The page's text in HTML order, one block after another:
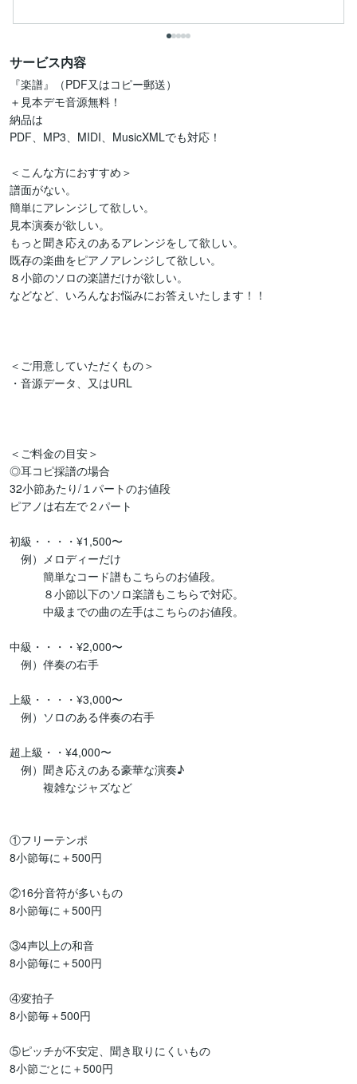
サービス内容
『楽譜』（PDF又はコピー郵送）
＋見本デモ音源無料！
納品は
PDF、MP3、MIDI、MusicXMLでも対応！
＜こんな方におすすめ＞
譜面がない。
簡単にアレンジして欲しい。
見本演奏が欲しい。
もっと聞き応えのあるアレンジをして欲しい。
既存の楽曲をピアノアレンジして欲しい。
８小節のソロの楽譜だけが欲しい。
などなど、いろんなお悩みにお答えいたします！！
＜ご用意していただくもの＞
・音源データ、又はURL
＜ご料金の目安＞
◎耳コピ採譜の場合
32小節あたり/１パートのお値段
ピアノは右左で２パート
初級・・・・¥1,500〜
例）メロディーだけ
簡単なコード譜もこちらのお値段。
８小節以下のソロ楽譜もこちらで対応。
中級までの曲の左手はこちらのお値段。
中級・・・・¥2,000〜
例）伴奏の右手
上級・・・・¥3,000〜
例）ソロのある伴奏の右手
超上級・・¥4,000〜
例）聞き応えのある豪華な演奏♪
複雑なジャズなど
①フリーテンポ
8小節毎に＋500円
②16分音符が多いもの
8小節毎に＋500円
③4声以上の和音
8小節毎に＋500円
④変拍子
8小節毎＋500円
⑤ピッチが不安定、聞き取りにくいもの
8小節ごとに＋500円